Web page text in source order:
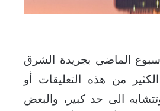
الماضي بجريدة الشرق
من هذه التعليقات أو
الى حد كبير، والبعض